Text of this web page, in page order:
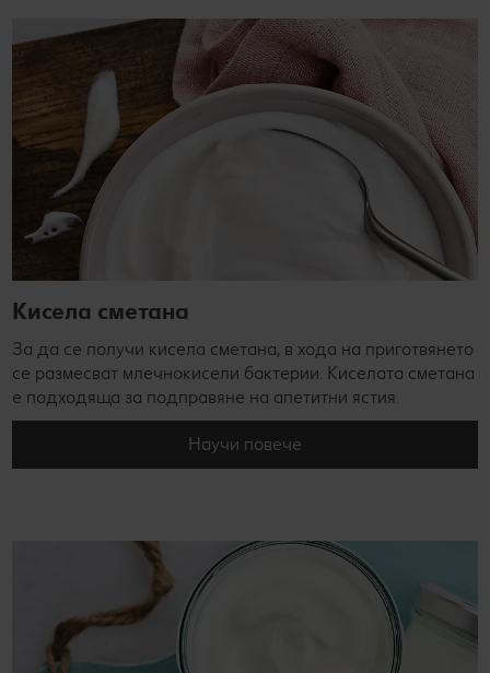
Кисела сметана
За да се получи кисела сметана, в хода на приготвянето
се размесват млечнокисели бактерии. Киселата сметана
е подходяща за подправяне на апетитни ястия.
Научи повече